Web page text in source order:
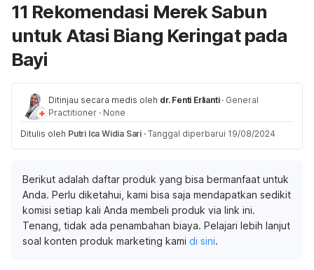
11 Rekomendasi Merek Sabun
untuk Atasi Biang Keringat pada
Bayi
Ditinjau secara medis oleh dr. Fenti Erlianti · General
Practitioner · None
Ditulis oleh Putri Ica Widia Sari · Tanggal diperbarui 19/08/2024
Berikut adalah daftar produk yang bisa bermanfaat untuk
Anda. Perlu diketahui, kami bisa saja mendapatkan sedikit
komisi setiap kali Anda membeli produk via link ini.
Tenang, tidak ada penambahan biaya. Pelajari lebih lanjut
soal konten produk marketing kami di sini.